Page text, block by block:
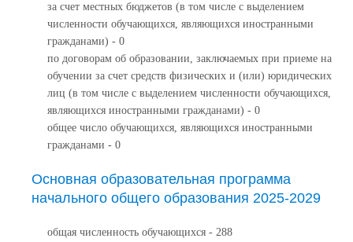
за счет местных бюджетов (в том числе с выделением
численности обучающихся, являющихся иностранными
гражданами) - 0
по договорам об образовании, заключаемых при приеме на
обучении за счет средств физических и (или) юридических
лиц (в том числе с выделением численности обучающихся,
являющихся иностранными гражданами) - 0
общее число обучающихся, являющихся иностранными
гражданами - 0
Основная образовательная программа
начального общего образования 2025-2029
общая численность обучающихся - 288